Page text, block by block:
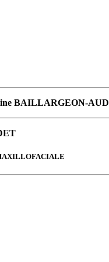
BAILLARGEON-